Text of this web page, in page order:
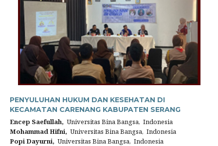
PENYULUHAN HUKUM DAN KESEHATAN DI
KECAMATAN CARENANG KABUPATEN SERANG
Encep Saefullah, Universitas Bina Bangsa, Indonesia
Mohammad Hifni, Universitas Bina Bangsa, Indonesia
Popi Dayurni, Universitas Bina Bangsa, Indonesia